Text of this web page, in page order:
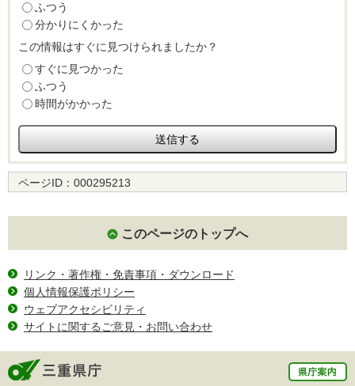
ふつう
分かりにくかった
この情報はすぐに見つけられましたか？
すぐに見つかった
ふつう
時間がかかった
ページID： 000295213
このページのトップへ
リンク・著作権・免責事項・ダウンロード
個人情報保護ポリシー
ウェブアクセシビリティ
サイトに関するご意見・お問い合わせ